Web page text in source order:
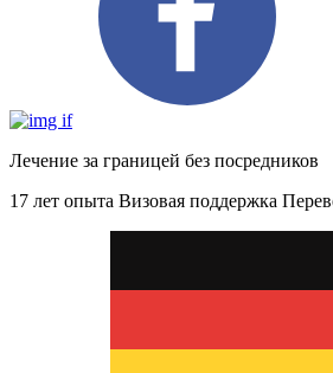
Лечение за границей без посредников
17 лет опыта Визовая поддержка